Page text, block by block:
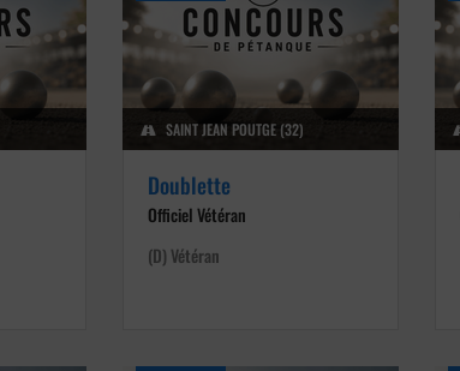
SAINT JEAN POUTGE (32)
Doublette
Officiel Vétéran
(D) Vétéran